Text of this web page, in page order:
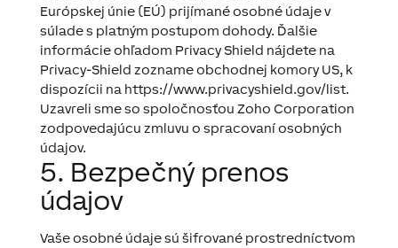
Európskej únie (EÚ) prijímané osobné údaje v
súlade s platným postupom dohody. Ďalšie
informácie ohľadom Privacy Shield nájdete na
Privacy-Shield zozname obchodnej komory US, k
dispozícii na https://www.privacyshield.gov/list.
Uzavreli sme so spoločnosťou Zoho Corporation
zodpovedajúcu zmluvu o spracovaní osobných
údajov.
5. Bezpečný prenos
údajov
Vaše osobné údaje sú šifrované prostredníctvom